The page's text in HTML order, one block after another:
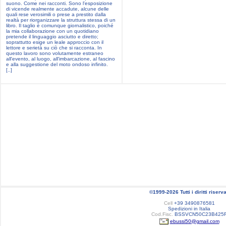
suono. Come nei racconti. Sono l'esposizione
di vicende realmente accadute, alcune delle
quali rese verosimili o prese a prestito dalla
realtà per riorganizzare la struttura stessa di un
libro. Il taglio è comunque giornalistico, poiché
la mia collaborazione con un quotidiano
pretende il linguaggio asciutto e diretto;
soprattutto esige un leale approccio con il
lettore e serietà su ciò che si racconta. In
questo lavoro sono volutamente estraneo
all'evento, al luogo, all'imbarcazione, al fascino
e alla suggestione del moto ondoso infinito.
[..]
©1999-2026 Tutti i diritti
Cell+39 3490876581
Spedizioni in Italia
Cod.Fisc.
ebussi50@gmail.com